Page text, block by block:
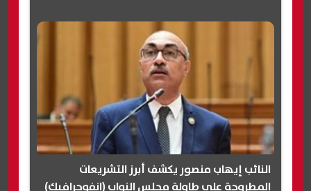
النائب إيهاب منصور يكشف أبرز التشريعات
المطروحة على طاولة مجلس النواب (انفوجرافيك)